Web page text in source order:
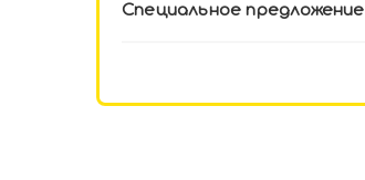
Специальное предложение